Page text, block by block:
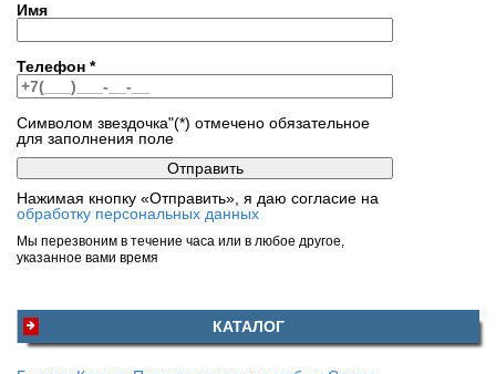
Имя
Телефон *
Символом звездочка"(*) отмечено обязательное
для заполнения поле
Нажимая кнопку «Отправить», я даю согласие на
обработку персональных данных
Мы перезвоним в течение часа или в любое другое,
указанное вами время
КАТАЛОГ